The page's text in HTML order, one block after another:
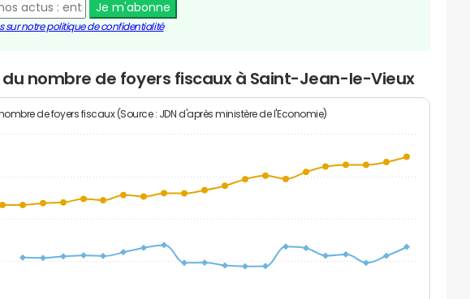
Je m'abonne
sur notre politique de confidentialité
du nombre de foyers fiscaux à Saint-Jean-le-Vieux
de foyers fiscaux (Source : JDN d'après ministère de l'Economie)